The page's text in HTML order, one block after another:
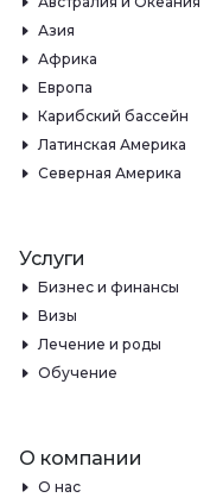
Азия
Африка
Европа
Карибский бассейн
Латинская Америка
Северная Америка
Услуги
Бизнес и финансы
Визы
Лечение и роды
Обучение
О компании
О нас